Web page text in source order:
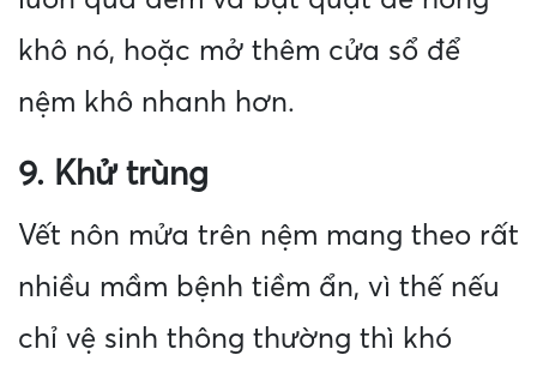
khô nó, hoặc mở thêm cửa sổ để
nệm khô nhanh hơn.
9. Khử trùng
Vết nôn mửa trên nệm mang theo rất
nhiều mầm bệnh tiềm ẩn, vì thế nếu
chỉ vệ sinh thông thường thì khó